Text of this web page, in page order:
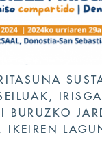
BURUZKO
IKEIREN